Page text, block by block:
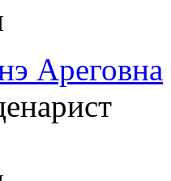
Ареговна